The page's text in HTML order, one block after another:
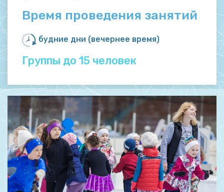
Время проведения занятий
будние дни (вечернее время)
Группы до 15 человек